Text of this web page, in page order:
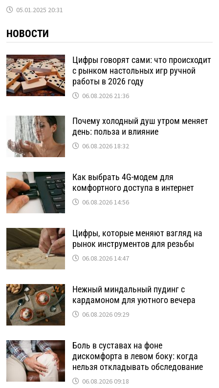
05.01.2025 20:31
НОВОСТИ
Цифры говорят сами: что происходит
с рынком настольных игр ручной
работы в 2026 году
06.08.2026 21:36
Почему холодный душ утром меняет
день: польза и влияние
06.08.2026 18:32
Как выбрать 4G-модем для
комфортного доступа в интернет
06.08.2026 14:56
Цифры, которые меняют взгляд на
рынок инструментов для резьбы
06.08.2026 14:47
Нежный миндальный пудинг с
кардамоном для уютного вечера
06.08.2026 09:29
Боль в суставах на фоне
дискомфорта в левом боку: когда
нельзя откладывать обследование
06.08.2026 09:18